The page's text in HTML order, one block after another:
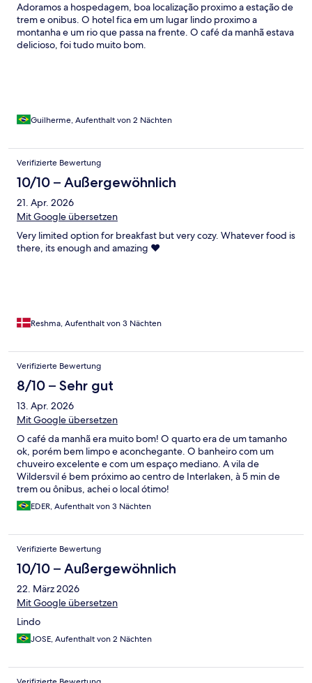
Adoramos a hospedagem, boa localização proximo a estação de
trem e onibus. O hotel fica em um lugar lindo proximo a
montanha e um rio que passa na frente. O café da manhã estava
delicioso, foi tudo muito bom.
Guilherme, Aufenthalt von 2 Nächten
Verifizierte Bewertung
10/10 – Außergewöhnlich
21. Apr. 2026
Mit Google übersetzen
Very limited option for breakfast but very cozy. Whatever food is
there, its enough and amazing ❤️
Reshma, Aufenthalt von 3 Nächten
Verifizierte Bewertung
8/10 – Sehr gut
13. Apr. 2026
Mit Google übersetzen
O café da manhã era muito bom! O quarto era de um tamanho
ok, porém bem limpo e aconchegante. O banheiro com um
chuveiro excelente e com um espaço mediano. A vila de
Wildersvil é bem próximo ao centro de Interlaken, à 5 min de
trem ou ônibus, achei o local ótimo!
EDER, Aufenthalt von 3 Nächten
Verifizierte Bewertung
10/10 – Außergewöhnlich
22. März 2026
Mit Google übersetzen
Lindo
JOSE, Aufenthalt von 2 Nächten